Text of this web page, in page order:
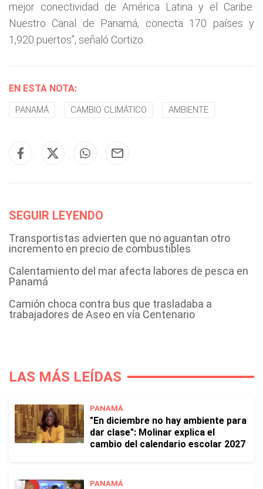
mejor conectividad de América Latina y el Caribe.
Nuestro Canal de Panamá, conecta 170 países y
1,920 puertos”, señaló Cortizo.
EN ESTA NOTA:
PANAMÁ CAMBIO CLIMÁTICO AMBIENTE
SEGUIR LEYENDO
Transportistas advierten que no aguantan otro
incremento en precio de combustibles
Calentamiento del mar afecta labores de pesca en
Panamá
Camión choca contra bus que trasladaba a
trabajadores de Aseo en vía Centenario
LAS MÁS LEÍDAS
PANAMÁ
"En diciembre no hay ambiente para
dar clase": Molinar explica el
cambio del calendario escolar 2027
PANAMÁ